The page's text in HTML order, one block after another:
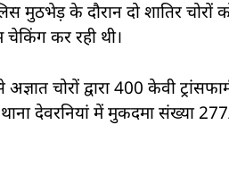
मुठभेड़ के दौरान दो शातिर चोरों
चेकिंग कर रही थी।
चोरों द्वारा 400 केवी
देवरनियां में मुकदमा संख्या